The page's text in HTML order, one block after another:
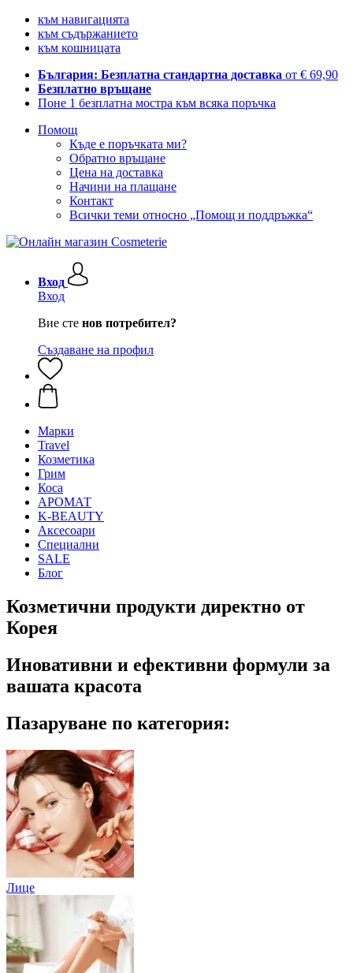
към навигацията
към съдържанието
към кошницата
България: Безплатна стандартна доставка от € 69,90
Безплатно връщане
Поне 1 безплатна мостра към всяка поръчка
Помощ
Къде е поръчката ми?
Обратно връщане
Цена на доставка
Начини на плащане
Контакт
Всички теми относно „Помощ и поддръжка“
Вход
Вход
Вие сте нов потребител?
Създаване на профил
Mарки
Travel
Козметика
Грим
Коса
АРОМАТ
K-BEAUTY
Аксесоари
Специални
SALE
Блог
Козметични продукти директно от
Корея
Иновативни и ефективни формули за
вашата красота
Пазаруване по категория:
Лице